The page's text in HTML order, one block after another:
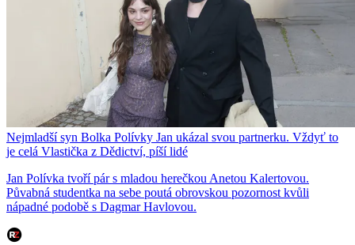
Nejmladší syn Bolka Polívky Jan ukázal svou partnerku. Vždyť to
je celá Vlastička z Dědictví, píší lidé
Jan Polívka tvoří pár s mladou herečkou Anetou Kalertovou.
Půvabná studentka na sebe poutá obrovskou pozornost kvůli
nápadné podobě s Dagmar Havlovou.